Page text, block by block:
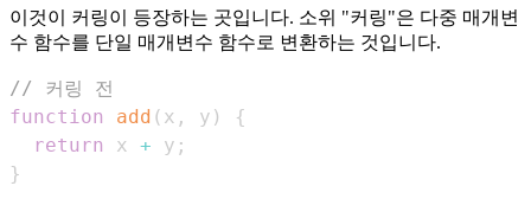
이것이 커링이 등장하는 곳입니다. 소위 "커링"은 다중 매개변
수 함수를 단일 매개변수 함수로 변환하는 것입니다.
// 커링 전
function
add ( x , y )
{
return
x + y ;
}